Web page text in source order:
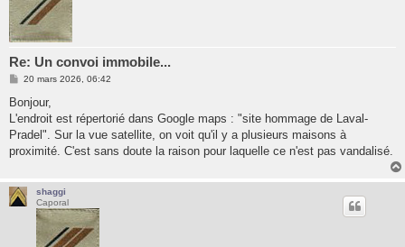
Re: Un convoi immobile...
M
s
a
g
20 mars 2026, 06:42
Bonjour,
L'endroit est répertorié dans Google maps : "site hommage de Laval-
Pradel". Sur la vue satellite, on voit qu'il y a plusieurs maisons à
proximité. C'est sans doute la raison pour laquelle ce n'est pas vandalisé.
shaggi
Caporal